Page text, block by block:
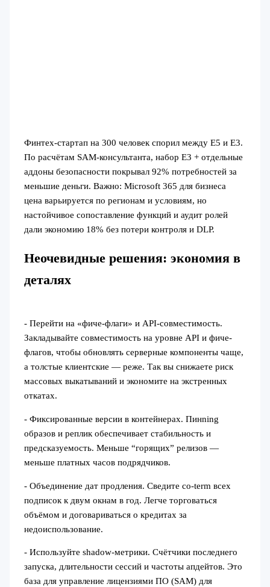
Финтех-стартап на 300 человек спорил между E5 и E3.
По расчётам SAM-консультанта, набор E3 + отдельные
аддоны безопасности покрывал 92% потребностей за
меньшие деньги. Важно: Microsoft 365 для бизнеса
цена варьируется по регионам и условиям, но
настойчивое сопоставление функций и аудит ролей
дали экономию 18% без потери контроля и DLP.
Неочевидные решения: экономия в
деталях
- Перейти на «фиче-флаги» и API-совместимость.
Закладывайте совместимость на уровне API и фиче-
флагов, чтобы обновлять серверные компоненты чаще,
а толстые клиентские — реже. Так вы снижаете риск
массовых выкатываний и экономите на экстренных
откатах.
- Фиксированные версии в контейнерах. Пинning
образов и реплик обеспечивает стабильность и
предсказуемость. Меньше “горящих” релизов —
меньше платных часов подрядчиков.
- Объединение дат продления. Сведите co-term всех
подписок к двум окнам в год. Легче торговаться
объёмом и договариваться о кредитах за
недоиспользование.
- Используйте shadow-метрики. Счётчики последнего
запуска, длительности сессий и частоты апдейтов. Это
база для управление лицензиями ПО (SAM) для